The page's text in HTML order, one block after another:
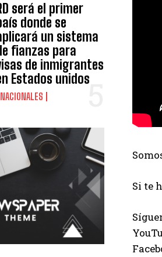
será el primer
donde se
un sistema
fianzas para
de inmigrantes
Estados unidos
NACIONALES
Si te